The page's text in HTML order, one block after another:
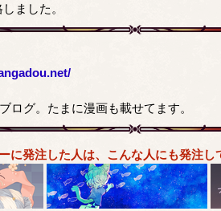
ました。
ログ。たまに漫画も載せてます。
に発注した人は、こんな人にも発注し